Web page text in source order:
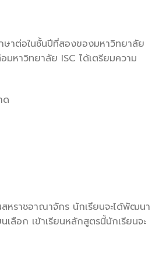
ษาต่อในชั้นปีที่สองของมหาวิทยาลัย
มหาวิทยาลัย ISC ได้เตรียมความ
ด
หราชอาณาจักร นักเรียนจะได้พัฒนา
ลือก เข้าเรียนหลักสูตรนี้นักเรียนจะ